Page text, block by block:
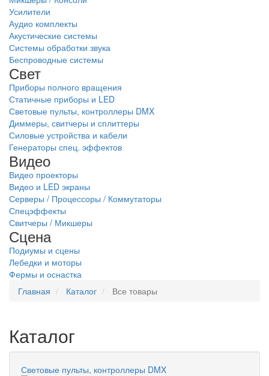
Усилители
Аудио комплекты
Акустические системы
Системы обработки звука
Беспроводные системы
Свет
Приборы полного вращения
Статичные приборы и LED
Световые пульты, контроллеры DMX
Диммеры, свитчеры и сплиттеры
Силовые устройства и кабели
Генераторы спец. эффектов
Видео
Видео проекторы
Видео и LED экраны
Серверы / Процессоры / Коммутаторы
Спецэффекты
Свитчеры / Микшеры
Сцена
Подиумы и сцены
Лебедки и моторы
Фермы и оснастка
Главная
Каталог Все товары
Каталог
Световые пульты, контроллеры DMX